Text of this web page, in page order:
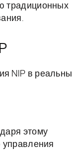
традиционных
NIP в
этому
управления